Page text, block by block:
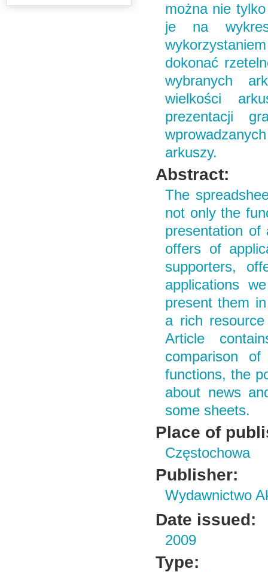
można nie
je na
dokonać
wybranych
wielkości
prezentacji
arkuszy.
Abstract:
The
not only the
presentation of
offers of
supporters,
applications
present them
a rich
Article
comparison
functions, the
about news
some sheets.
Place of
Częstochowa
Publisher:
Wydawnictwo
Date issued:
2009
Type: